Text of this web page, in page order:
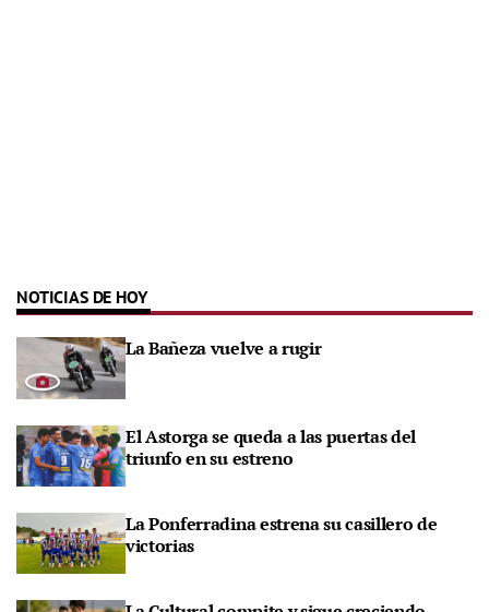
NOTICIAS DE HOY
La Bañeza vuelve a rugir
El Astorga se queda a las puertas del
triunfo en su estreno
La Ponferradina estrena su casillero de
victorias